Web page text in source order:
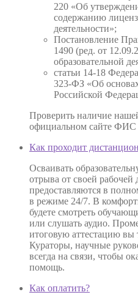
220 «Об
содержанию
деятельности»;
Постановление
1490 (ред. от
образовательной
статьи 14-18
323-ФЗ «Об
Российской
Проверить наличие
официальном сайте
Как проходит
Осваивать
отрыва от своей рабочей
предоставляются в
в режиме 24/7. В
будете смотреть
или слушать аудио.
итоговую аттестацию вы
Кураторы, научные
всегда на связи, чтобы
помощь.
Как оплатить?